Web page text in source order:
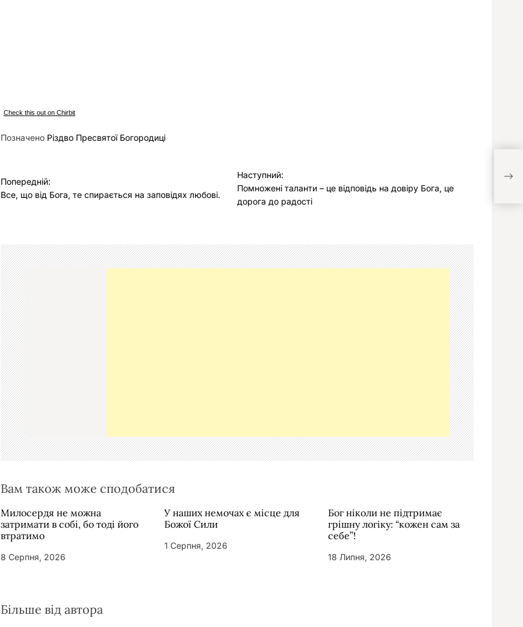
Check this out on Chirbit
Позначено Різдво Пресвятої Богородиці
Н
а
г
а
ц
і
я
з
а
п
и
с
і
Попередній:
Все, що від Бога, те спирається на заповідях любові.
Наступний:
Помножені таланти – це відповідь на довіру Бога, це
дорога до радості
Вам також може сподобатися
Милосердя не можна
затримати в собі, бо тоді його
втратимо
8 Серпня, 2026
У наших немочах є місце для
Божої Сили
1 Серпня, 2026
Бог ніколи не підтримає
грішну логіку: “кожен сам за
себе”!
18 Липня, 2026
Більше від автора
це